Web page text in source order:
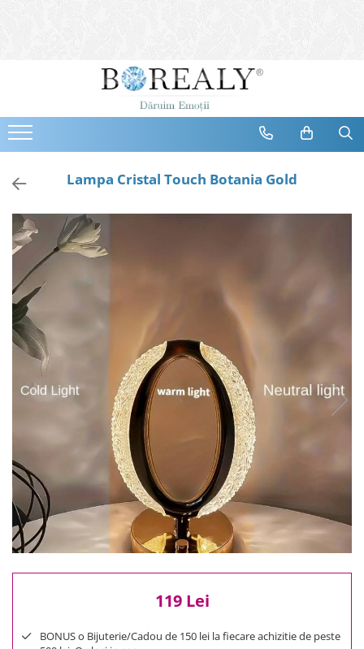
Bijuterii
Cercei
Bratari
Coliere
Brose
Tiare
Destinatari
Bijuterii Femei
Bijuterii Copii
Bijuterii Mirese
Selectii
Reduceri
Cele mai noi
Cele mai vandute
Cu video
Pret
0 Lei - 100 Lei
100 Lei - 200 Lei
200 Lei - 300 Lei
Lampa Cristal Touch Botania Gold
119 Lei
BONUS o Bijuterie/Cadou de 150 lei la fiecare achizitie de peste